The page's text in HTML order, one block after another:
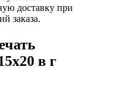
доставку при
заказа.
в г